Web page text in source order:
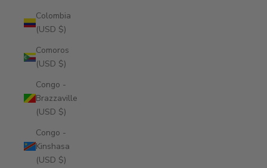
Colombia
(USD $)
Comoros
(USD $)
Congo -
Brazzaville
(USD $)
Congo -
Kinshasa
(USD $)